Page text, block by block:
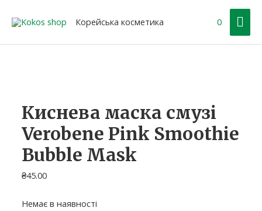
Корейська косметика 0
Киснева маска смузі
Verobene Pink Smoothie
Bubble Mask
₴45.00
Немає в наявності